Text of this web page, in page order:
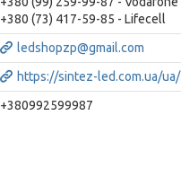
+380 (73) 417-59-85
Lifecell
ledshopzp@gmail.com
https://sintez-led.com.ua/ua/
+380992599987